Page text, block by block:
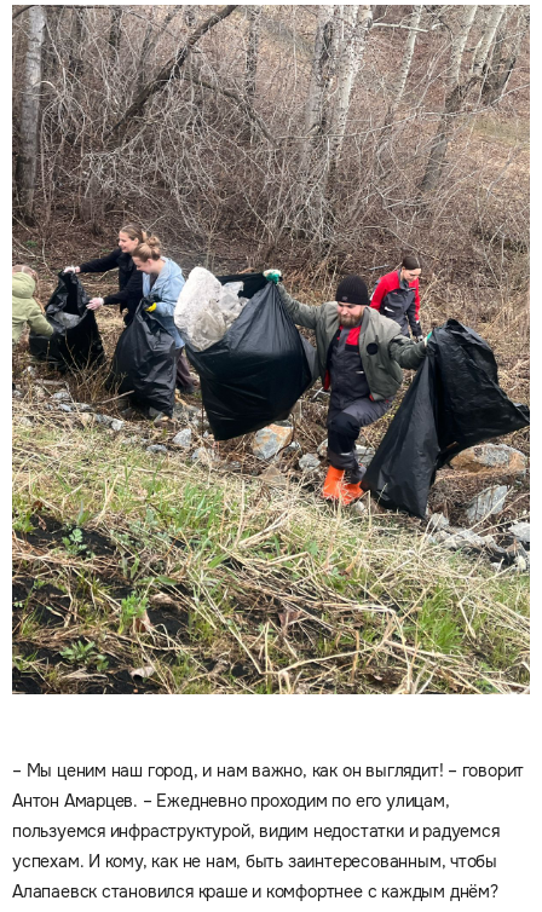
– Мы ценим наш город, и нам важно, как он выглядит! – говорит
Антон Амарцев. – Ежедневно проходим по его улицам,
пользуемся инфраструктурой, видим недостатки и радуемся
успехам. И кому, как не нам, быть заинтересованным, чтобы
Алапаевск становился краше и комфортнее с каждым днём?